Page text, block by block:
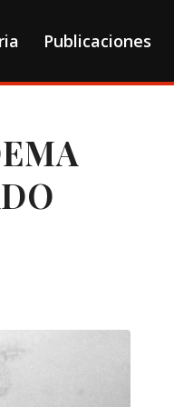
Publicaciones